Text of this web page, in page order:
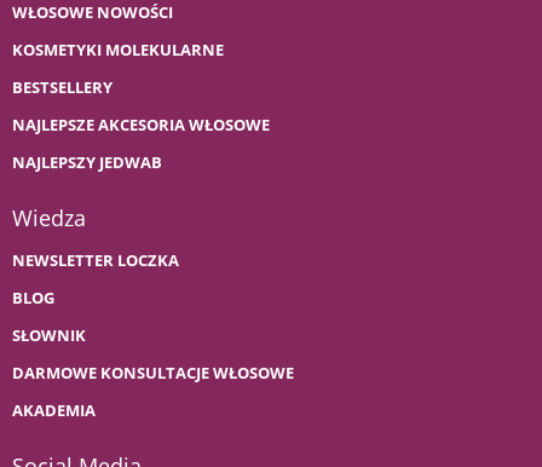
WŁOSOWE NOWOŚCI
KOSMETYKI MOLEKULARNE
BESTSELLERY
NAJLEPSZE AKCESORIA WŁOSOWE
NAJLEPSZY JEDWAB
Wiedza
NEWSLETTER LOCZKA
BLOG
SŁOWNIK
DARMOWE KONSULTACJE WŁOSOWE
AKADEMIA